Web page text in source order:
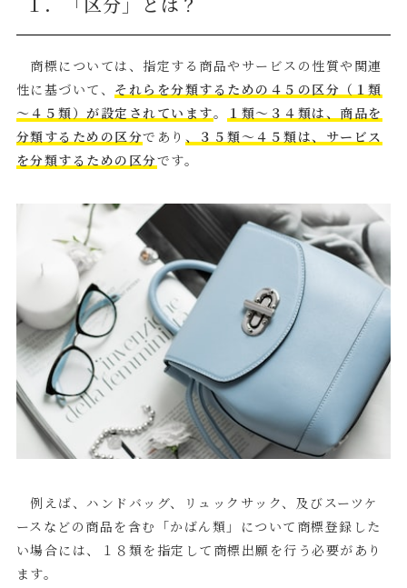
商標については、指定する商品やサービスの性質や関連
性に基づいて、 それらを分類するための４５の区分（１類
～４５類）が設定されています。
１類～３４類は、商品を
分類するための区分であり 、３５類～４５類は、サービス
を分類するための区分です。
例えば、ハンドバッグ、リュックサック、及びスーツケ
ースなどの商品を含む「かばん類」について商標登録した
い場合には、１８類を指定して商標出願を行う必要があり
ます。